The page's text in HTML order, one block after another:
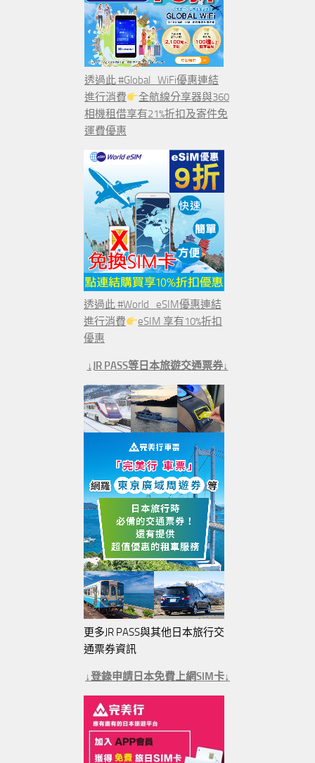
透過此 #Global_WiFi優惠連結
進行消費
全航線分享器與360
相機租借享有21%折扣及寄件免
運費優惠
透過此 #World_eSIM優惠連結
進行消費
eSIM 享有10%折扣
優惠
↓JR PASS等日本旅遊交通票券↓
更多JR PASS與其他日本旅行交
通票券資訊
↓登錄申請日本免費上網SIM卡↓